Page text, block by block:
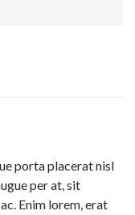
porta placerat nisl
per at, sit
Enim lorem, erat